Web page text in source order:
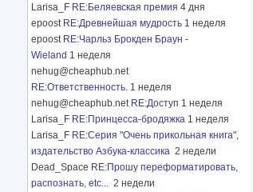
Larisa_F RE:Беляевская премия 4 дня
epoost RE:Древнейшая мудрость 1 неделя
epoost RE:Чарльз Брокден Браун -
Wieland 1 неделя
nehug@cheaphub.net
RE:Ответственность. 1 неделя
nehug@cheaphub.net RE:Доступ 1 неделя
Larisa_F RE:Принцесса-бродяжка 1 неделя
Larisa_F RE:Серия "Очень прикольная книга",
издательство Азбука-классика 2 недели
Dead_Space RE:Прошу переформатировать,
распознать, etc... 2 недели